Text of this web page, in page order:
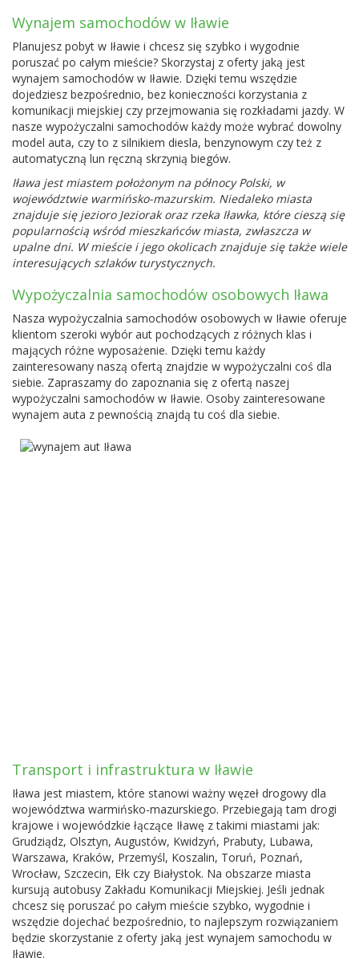
Wynajem samochodów w Iławie
Planujesz pobyt w Iławie i chcesz się szybko i wygodnie
poruszać po całym mieście? Skorzystaj z oferty jaką jest
wynajem samochodów w Iławie. Dzięki temu wszędzie
dojedziesz bezpośrednio, bez konieczności korzystania z
komunikacji miejskiej czy przejmowania się rozkładami jazdy. W
nasze wypożyczalni samochodów każdy może wybrać dowolny
model auta, czy to z silnikiem diesla, benzynowym czy też z
automatyczną lun ręczną skrzynią biegów.
Iława jest miastem położonym na północy Polski, w
województwie warmińsko-mazurskim. Niedaleko miasta
znajduje się jezioro Jeziorak oraz rzeka Iławka, które cieszą się
popularnością wśród mieszkańców miasta, zwłaszcza w
upalne dni. W mieście i jego okolicach znajduje się także wiele
interesujących szlaków turystycznych.
Wypożyczalnia samochodów osobowych Iława
Nasza wypożyczalnia samochodów osobowych w Iławie oferuje
klientom szeroki wybór aut pochodzących z różnych klas i
mających różne wyposażenie. Dzięki temu każdy
zainteresowany naszą ofertą znajdzie w wypożyczalni coś dla
siebie. Zapraszamy do zapoznania się z ofertą naszej
wypożyczalni samochodów w Iławie. Osoby zainteresowane
wynajem auta z pewnością znajdą tu coś dla siebie.
Transport i infrastruktura w Iławie
Iława jest miastem, które stanowi ważny węzeł drogowy dla
województwa warmińsko-mazurskiego. Przebiegają tam drogi
krajowe i wojewódzkie łączące Iławę z takimi miastami jak:
Grudziądz, Olsztyn, Augustów, Kwidzyń, Prabuty, Lubawa,
Warszawa, Kraków, Przemyśl, Koszalin, Toruń, Poznań,
Wrocław, Szczecin, Ełk czy Białystok. Na obszarze miasta
kursują autobusy Zakładu Komunikacji Miejskiej. Jeśli jednak
chcesz się poruszać po całym mieście szybko, wygodnie i
wszędzie dojechać bezpośrednio, to najlepszym rozwiązaniem
będzie skorzystanie z oferty jaką jest wynajem samochodu w
Iławie.